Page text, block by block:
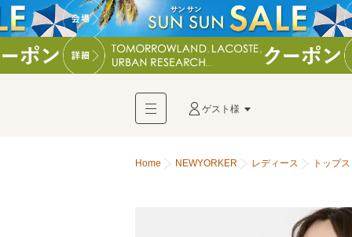
ゲスト様
Home NEWYORKER レディース トップス